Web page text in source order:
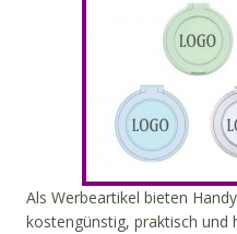
Als Werbeartikel bieten
kostengünstig, praktisch und